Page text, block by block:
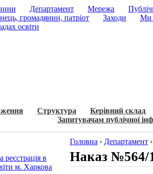
Департамент Мережа
громадянин, патріот Заходи
Ми
освіти
Структура
Керівний склад
Запитувачам публічної
реєстрація в
м. Харкова
Головна › Департамент
Наказ №564/